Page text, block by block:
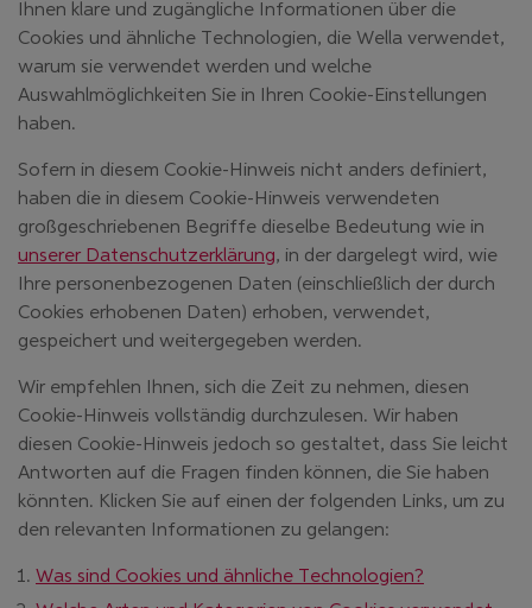
Ihnen klare und zugängliche Informationen über die
Cookies und ähnliche Technologien, die Wella verwendet,
warum sie verwendet werden und welche
Auswahlmöglichkeiten Sie in Ihren Cookie-Einstellungen
haben.
Sofern in diesem Cookie-Hinweis nicht anders definiert,
haben die in diesem Cookie-Hinweis verwendeten
großgeschriebenen Begriffe dieselbe Bedeutung wie in
unserer Datenschutzerklärung, in der dargelegt wird, wie
Ihre personenbezogenen Daten (einschließlich der durch
Cookies erhobenen Daten) erhoben, verwendet,
gespeichert und weitergegeben werden.
Wir empfehlen Ihnen, sich die Zeit zu nehmen, diesen
Cookie-Hinweis vollständig durchzulesen. Wir haben
diesen Cookie-Hinweis jedoch so gestaltet, dass Sie leicht
Antworten auf die Fragen finden können, die Sie haben
könnten. Klicken Sie auf einen der folgenden Links, um zu
den relevanten Informationen zu gelangen:
Was sind Cookies und ähnliche Technologien?